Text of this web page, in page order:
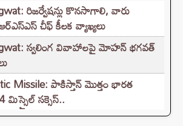
రిజర్వేషన్లు కొనసాగాలి, వారు
చీఫ్ కీలక వ్యాఖ్యలు
స్వలింగ వివాహాలపై మోహన్ భగవత్
Missile: పాకిస్తాన్ మొత్తం భారత
మిస్సైల్ సక్సెస్..